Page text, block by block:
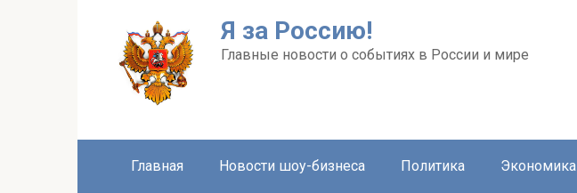
Я за Россию!
Главные новости о событиях в России и мире
Главная Новости шоу-бизнеса Политика Экономика